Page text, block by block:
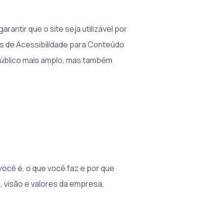
que o site seja utilizável por
de Acessibilidade para Conteúdo
mais amplo, mas também
é, o que você faz e por que
visão e valores da empresa,